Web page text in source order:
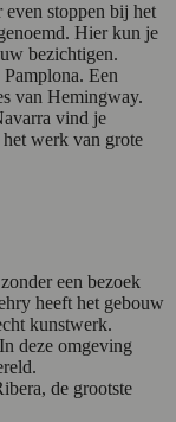
even stoppen bij het
Hier kun je
bezichtigen.
Een
van Hemingway.
vind je
werk van grote
een bezoek
heeft het gebouw
kunstwerk.
deze omgeving
de grootste